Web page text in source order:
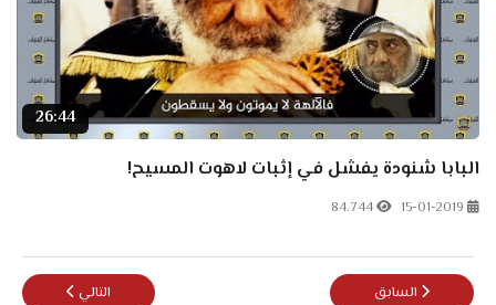
26:44
البابا شنودة يفشل في إثبات لاهوت المسيح!
15-01-2019
84.744
المقال السابق: رشيد يفشل في إثبات ألوهية المسيح - ابن الإنسان هو
السابق المقال التالي:
التالي